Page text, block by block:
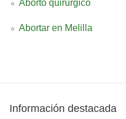
Aborto quirúrgico
Abortar en Melilla
Información destacada